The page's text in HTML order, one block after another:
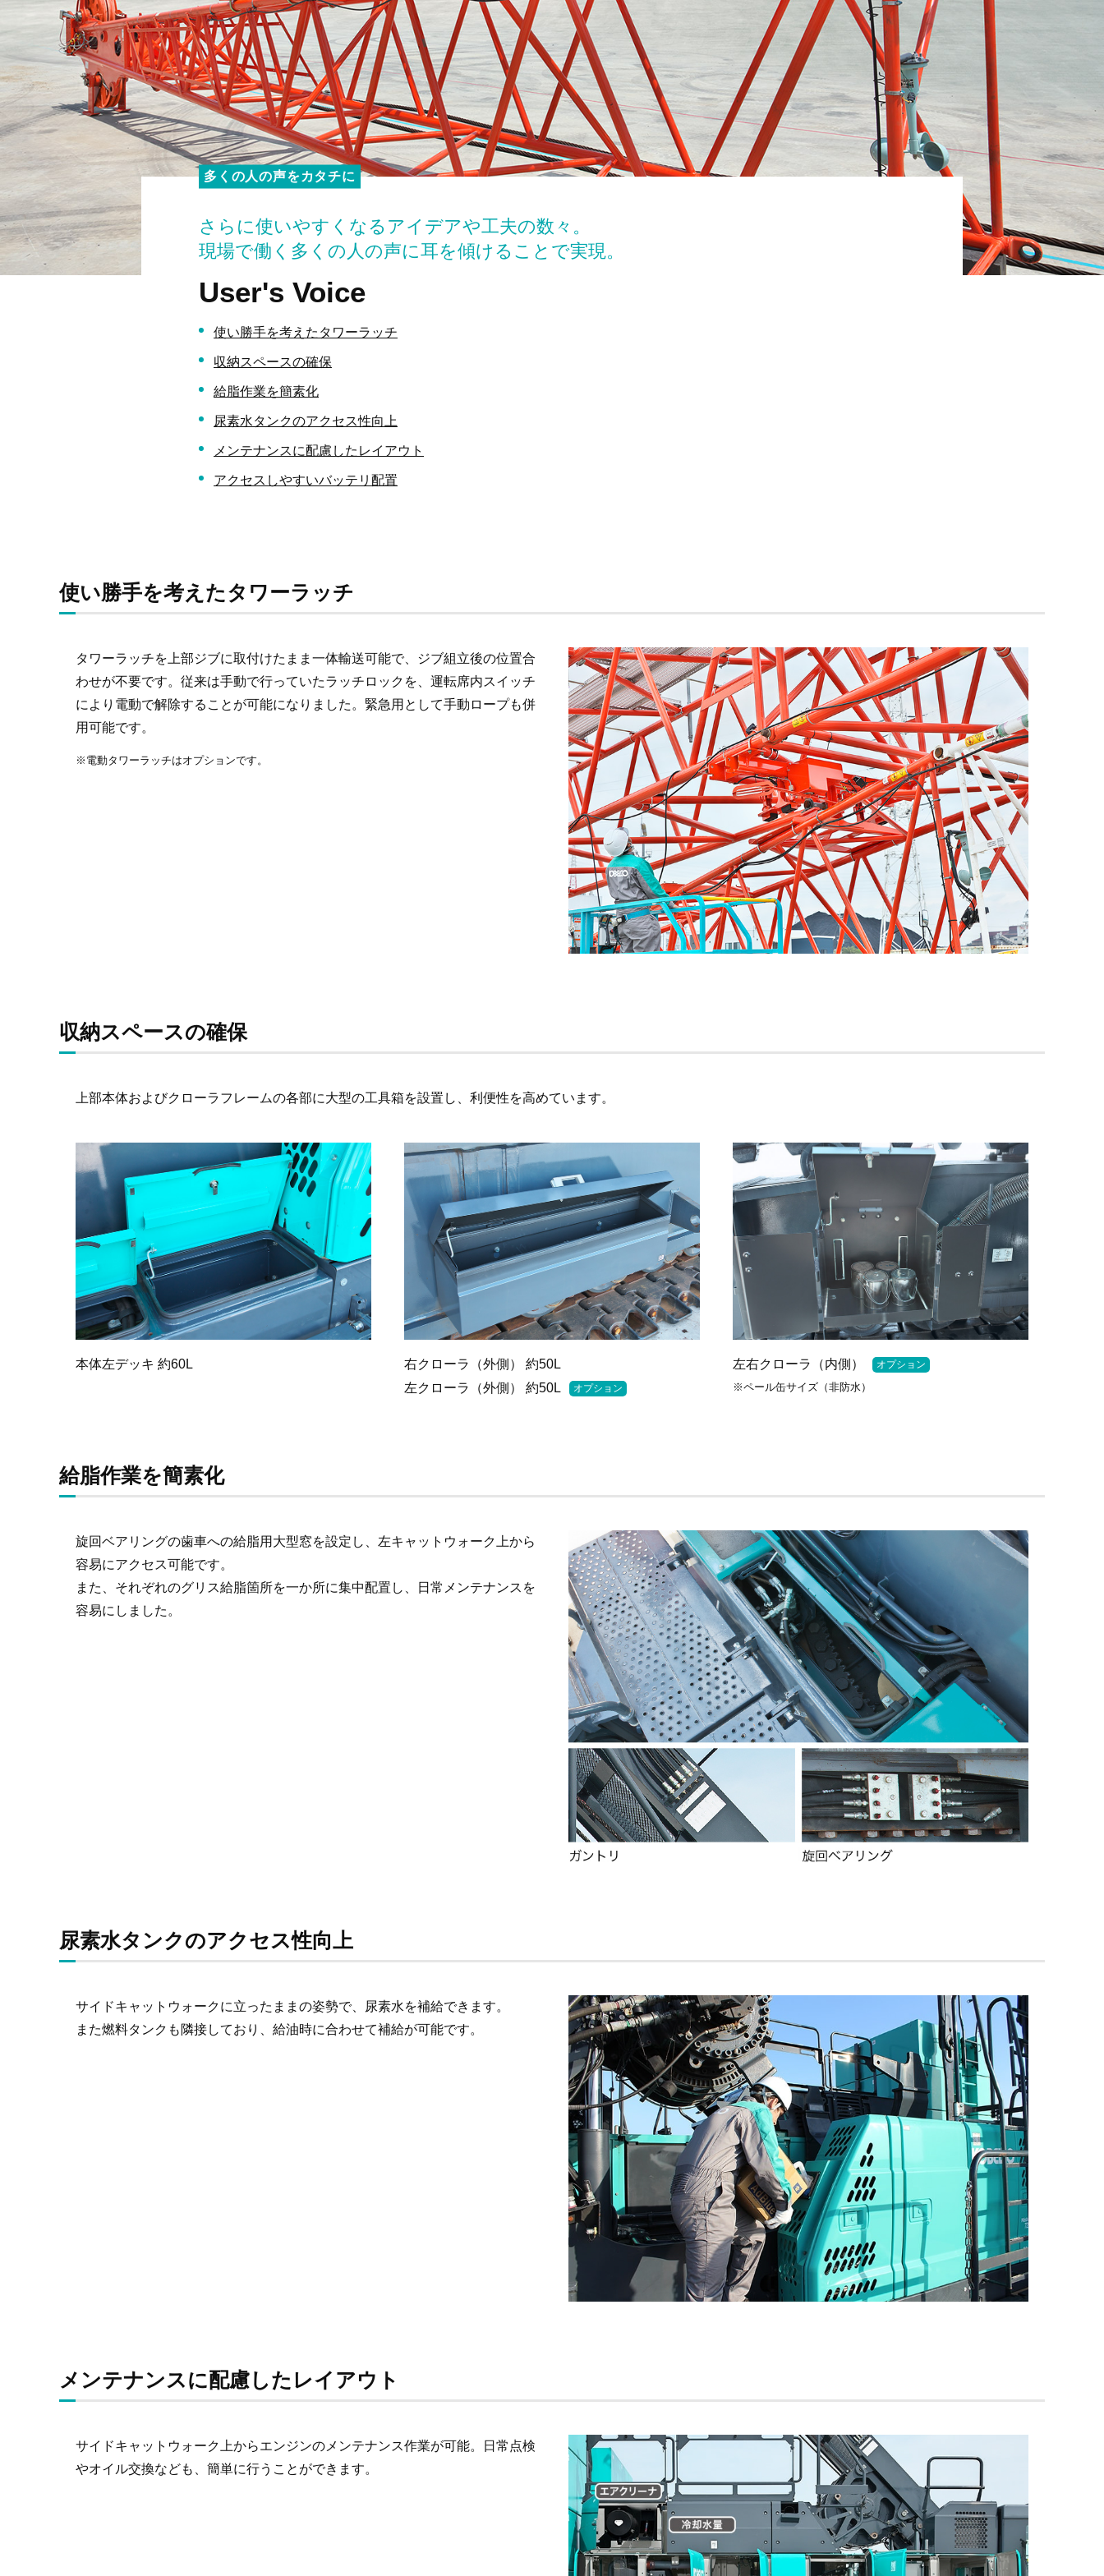
多くの人の声をカタチに
さらに使いやすくなるアイデアや工夫の数々。
現場で働く多くの人の声に耳を傾けることで実現。
User's Voice
使い勝手を考えたタワーラッチ
収納スペースの確保
給脂作業を簡素化
尿素水タンクのアクセス性向上
メンテナンスに配慮したレイアウト
アクセスしやすいバッテリ配置
使い勝手を考えたタワーラッチ
タワーラッチを上部ジブに取付けたまま一体輸送可能で、ジブ組立後の位置合
わせが不要です。従来は手動で行っていたラッチロックを、運転席内スイッチ
により電動で解除することが可能になりました。緊急用として手動ロープも併
用可能です。
※電動タワーラッチはオプションです。
収納スペースの確保
上部本体およびクローラフレームの各部に大型の工具箱を設置し、利便性を高めています。
本体左デッキ 約60L
右クローラ（外側） 約50L
左クローラ（外側） 約50L
オプション
左右クローラ（内側） オプション
※ペール缶サイズ（非防水）
給脂作業を簡素化
旋回ベアリングの歯車への給脂用大型窓を設定し、左キャットウォーク上から
容易にアクセス可能です。
また、それぞれのグリス給脂箇所を一か所に集中配置し、日常メンテナンスを
容易にしました。
尿素水タンクのアクセス性向上
サイドキャットウォークに立ったままの姿勢で、尿素水を補給できます。
また燃料タンクも隣接しており、給油時に合わせて補給が可能です。
メンテナンスに配慮したレイアウト
サイドキャットウォーク上からエンジンのメンテナンス作業が可能。日常点検
やオイル交換なども、簡単に行うことができます。